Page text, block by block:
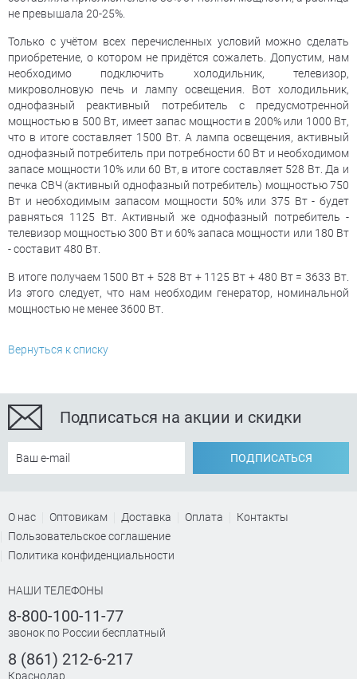
не превышала 20-25%.
Только с учётом всех перечисленных условий можно сделать
приобретение, о котором не придётся сожалеть. Допустим, нам
необходимо подключить холодильник, телевизор,
микроволновую печь и лампу освещения. Вот холодильник,
однофазный реактивный потребитель с предусмотренной
мощностью в 500 Вт, имеет запас мощности в 200% или 1000 Вт,
что в итоге составляет 1500 Вт. А лампа освещения, активный
однофазный потребитель при потребности 60 Вт и необходимом
запасе мощности 10% или 60 Вт, в итоге составляет 528 Вт. Да и
печка СВЧ (активный однофазный потребитель) мощностью 750
Вт и необходимым запасом мощности 50% или 375 Вт - будет
равняться 1125 Вт. Активный же однофазный потребитель -
телевизор мощностью 300 Вт и 60% запаса мощности или 180 Вт
- составит 480 Вт.
В итоге получаем 1500 Вт + 528 Вт + 1125 Вт + 480 Вт = 3633 Вт.
Из этого следует, что нам необходим генератор, номинальной
мощностью не менее 3600 Вт.
Вернуться к списку
Подписаться на акции и скидки
ПОДПИСАТЬСЯ
О нас Оптовикам Доставка Оплата
Контакты
Пользовательское соглашение
Политика конфиденциальности
НАШИ ТЕЛЕФОНЫ
8-800-100-11-77
звонок по России бесплатный
8 (861) 212-6-217
Краснодар